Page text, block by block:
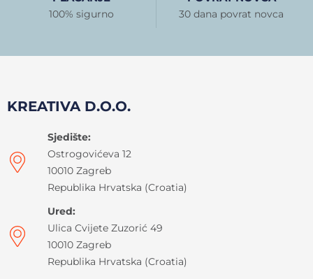
100% sigurno 30 dana povrat novca
KREATIVA D.O.O.
Sjedište:
Ostrogovićeva 12
10010 Zagreb
Republika Hrvatska (Croatia)
Ured:
Ulica Cvijete Zuzorić 49
10010 Zagreb
Republika Hrvatska (Croatia)